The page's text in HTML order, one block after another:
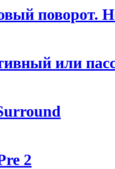
поворот.
или
2